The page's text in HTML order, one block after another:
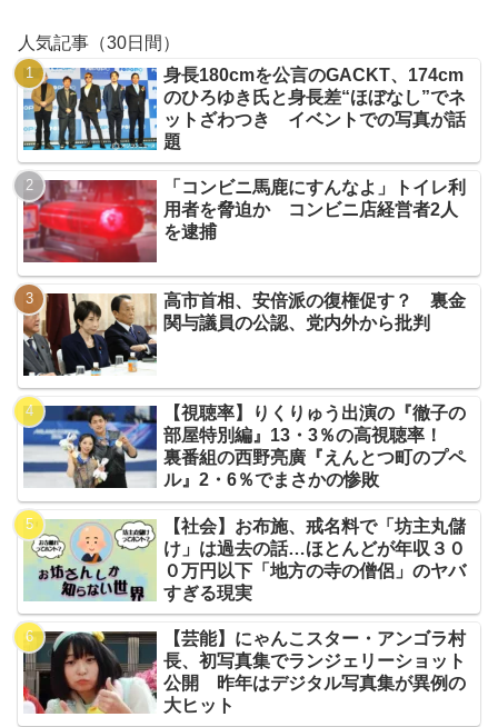
人気記事（30日間）
身長180cmを公言のGACKT、174cm
のひろゆき氏と身長差“ほぼなし”でネ
ットざわつき イベントでの写真が話
題
「コンビニ馬鹿にすんなよ」トイレ利
用者を脅迫か コンビニ店経営者2人
を逮捕
高市首相、安倍派の復権促す？ 裏金
関与議員の公認、党内外から批判
【視聴率】りくりゅう出演の『徹子の
部屋特別編』13・3％の高視聴率！
裏番組の西野亮廣『えんとつ町のプペ
ル』2・6％でまさかの惨敗
【社会】お布施、戒名料で「坊主丸儲
け」は過去の話…ほとんどが年収３０
０万円以下「地方の寺の僧侶」のヤバ
すぎる現実
【芸能】にゃんこスター・アンゴラ村
長、初写真集でランジェリーショット
公開 昨年はデジタル写真集が異例の
大ヒット